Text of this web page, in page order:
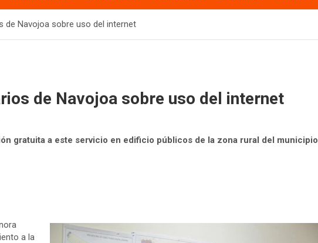
de Navojoa sobre uso del internet
de Navojoa sobre uso del internet
gratuita a este servicio en edificio públicos de la zona rural del municipio
a la